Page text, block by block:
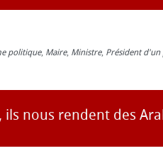
politique, Maire, Ministre, Président
ils nous rendent des